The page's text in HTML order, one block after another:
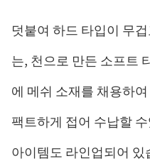
덧붙여 하드 타입이 무
는, 천으로 만든 소프트
에 메쉬 소재를 채용하
팩트하게 접어 수납할
아이템도 라인업되어 있